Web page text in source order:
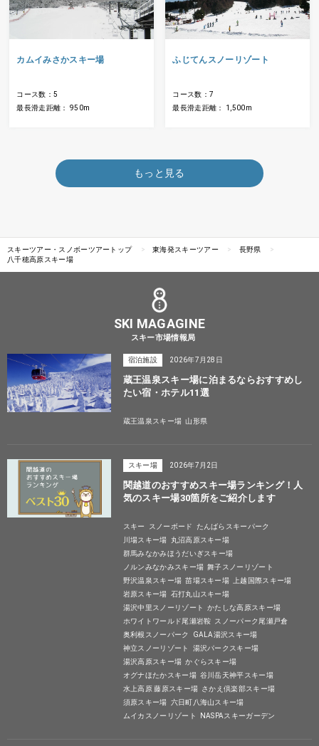
カムイみさかスキー場
コース数：5
最長滑走距離： 950m
ふじてんスノーリゾート
コース数：7
最長滑走距離： 1,500m
もっと見る
スキーツアー・スノボーツアートップ 東海発スキーツアー
長野県
八千穂高原スキー場
SKI MAGAGINE
スキー市場情報局
宿泊施設 2026年7月28日
蔵王温泉スキー場に泊まるならおすすめし
たい宿・ホテル11選
蔵王温泉スキー場 山形県
スキー場 2026年7月2日
関越道のおすすめスキー場ランキング！人
気のスキー場30箇所をご紹介します
スキー スノーボード
たんばらスキーパーク
川場スキー場
丸沼高原スキー場
群馬みなかみほうだいぎスキー場
ノルンみなかみスキー場 舞子スノーリゾート
野沢温泉スキー場 苗場スキー場
上越国際スキー場
岩原スキー場 石打丸山スキー場
湯沢中里スノーリゾート
かたしな高原スキー場
ホワイトワールド尾瀬岩鞍 スノーパーク尾瀬戸倉
奥利根スノーパーク
GALA湯沢スキー場
神立スノーリゾート
湯沢パークスキー場
湯沢高原スキー場 かぐらスキー場
オグナほたかスキー場 谷川岳天神平スキー場
水上高原 藤原スキー場 さかえ倶楽部スキー場
須原スキー場 六日町八海山スキー場
ムイカスノーリゾート
NASPAスキーガーデン